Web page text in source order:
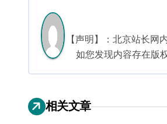
导
航
【声明】：北京站长网
如您发现内容存在版
相关文章